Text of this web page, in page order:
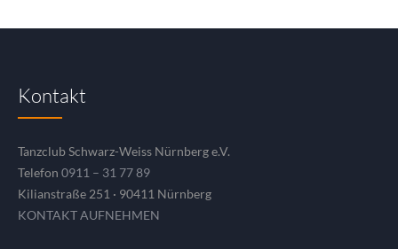
Kontakt
Tanzclub Schwarz-Weiss Nürnberg e.V.
Telefon0911 – 31 77 89
Kilianstraße 251 · 90411 Nürnberg
KONTAKT AUFNEHMEN